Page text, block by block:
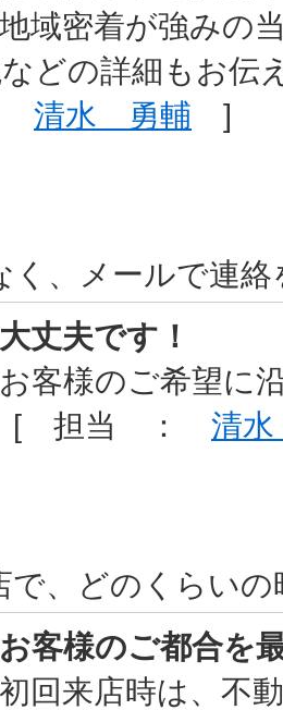
地域密着が強みの
などの詳細もお
清水 勇輔 ]
く、メールで連
大丈夫です！
お客様のご希望に
[ 担当 ： 清
で、どのくらい
お客様のご都合を
初回来店時は、不